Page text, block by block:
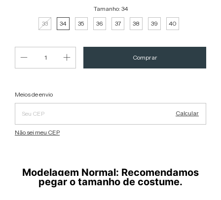
Tamanho: 34
33
34 35 36 37 38 39 40
Entregas para o CEP:
Meios de envio
Calcular
Não sei meu CEP
Modelagem Normal: Recomendamos
pegar o tamanho de costume.